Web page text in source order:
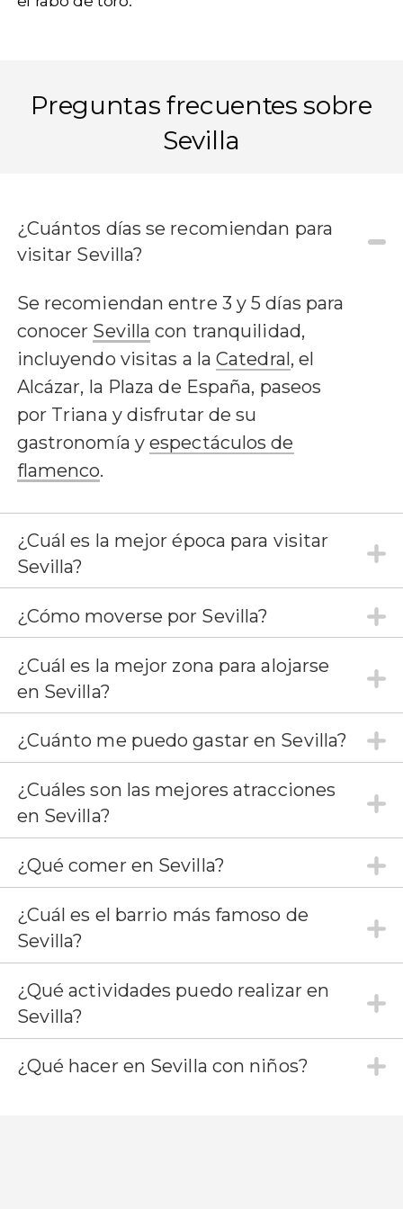
Preguntas frecuentes sobre
Sevilla
¿Cuántos días se recomiendan para
visitar Sevilla?
Se recomiendan entre 3 y 5 días para
conocer Sevilla con tranquilidad,
incluyendo visitas a laCatedral, el
Alcázar, la Plaza de España, paseos
por Triana y disfrutar de su
gastronomía yespectáculos de
flamenco.
¿Cuál es la mejor época para visitar
Sevilla?
¿Cómo moverse por Sevilla?
¿Cuál es la mejor zona para alojarse
en Sevilla?
¿Cuánto me puedo gastar en Sevilla?
¿Cuáles son las mejores atracciones
en Sevilla?
¿Qué comer en Sevilla?
¿Cuál es el barrio más famoso de
Sevilla?
¿Qué actividades puedo realizar en
Sevilla?
¿Qué hacer en Sevilla con niños?